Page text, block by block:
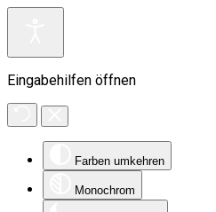
Eingabehilfen öffnen
Farben umkehren
Monochrom